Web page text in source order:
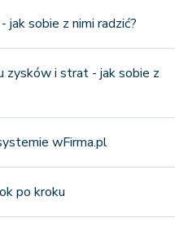
jak sobie z nimi radzić?
zysków i strat - jak sobie z
wFirma.pl
po kroku